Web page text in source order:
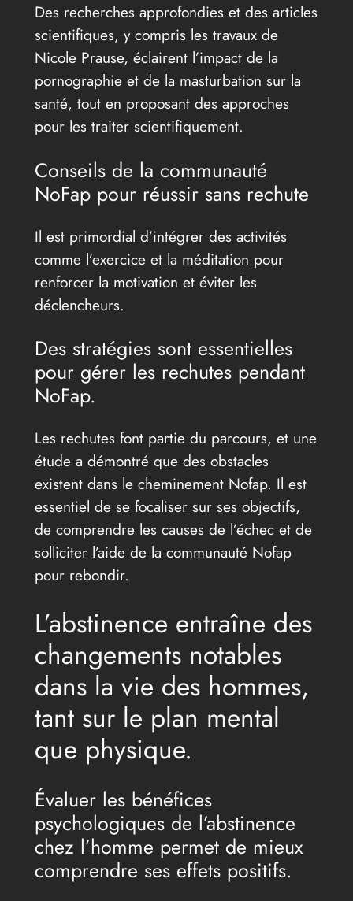
Des recherches approfondies et des articles
scientifiques, y compris les travaux de
Nicole Prause, éclairent l’impact de la
pornographie et de la masturbation sur la
santé, tout en proposant des approches
pour les traiter scientifiquement.
Conseils de la communauté
NoFap pour réussir sans rechute
Il est primordial d’intégrer des activités
comme l’exercice et la méditation pour
renforcer la motivation et éviter les
déclencheurs.
Des stratégies sont essentielles
pour gérer les rechutes pendant
NoFap.
Les rechutes font partie du parcours, et une
étude a démontré que des obstacles
existent dans le cheminement Nofap. Il est
essentiel de se focaliser sur ses objectifs,
de comprendre les causes de l’échec et de
solliciter l’aide de la communauté Nofap
pour rebondir.
L’abstinence entraîne des
changements notables
dans la vie des hommes,
tant sur le plan mental
que physique.
Évaluer les bénéfices
psychologiques de l’abstinence
chez l’homme permet de mieux
comprendre ses effets positifs.